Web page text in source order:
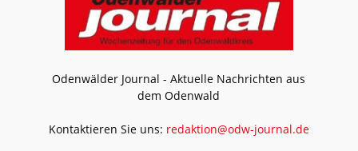
Odenwälder Journal - Aktuelle Nachrichten aus
dem Odenwald
Kontaktieren Sie uns: redaktion@odw-journal.de